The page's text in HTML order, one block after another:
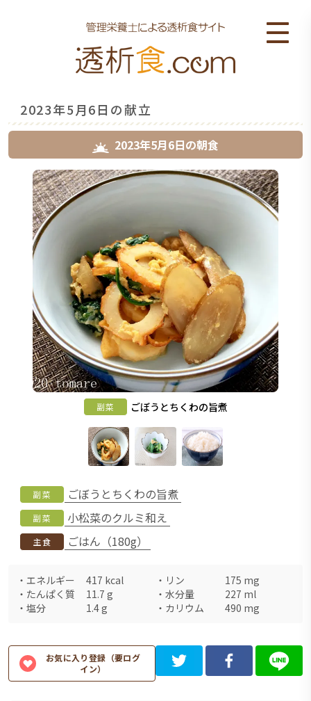
2023年5月6日の献立
2023年5月6日の朝食
副菜 ごぼうとちくわの旨煮
副菜 ごぼうとちくわの旨煮
副菜 小松菜のクルミ和え
主食 ごはん（180g）
・ エネルギー 417 kcal ・ リン 175 mg
・ たんぱく質 11.7 g ・ 水分量 227 ml
・ 塩分 1.4g ・ カリウム 490 mg
お気に入り登録（要ログ
イン）